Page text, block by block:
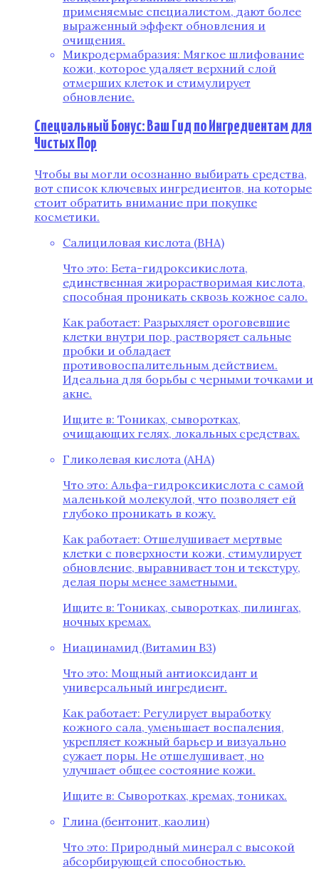
применяемые специалистом, дают более
выраженный эффект обновления и
очищения.
Микродермабразия: Мягкое шлифование
кожи, которое удаляет верхний слой
отмерших клеток и стимулирует
обновление.
Специальный Бонус: Ваш Гид по Ингредиентам для
Чистых Пор
Чтобы вы могли осознанно выбирать средства,
вот список ключевых ингредиентов, на которые
стоит обратить внимание при покупке
косметики.
Салициловая кислота (BHA)
Что это: Бета-гидроксикислота,
единственная жирорастворимая кислота,
способная проникать сквозь кожное сало.
Как работает: Разрыхляет ороговевшие
клетки внутри пор, растворяет сальные
пробки и обладает
противовоспалительным действием.
Идеальна для борьбы с черными точками и
акне.
Ищите в: Тониках, сыворотках,
очищающих гелях, локальных средствах.
Гликолевая кислота (AHA)
Что это: Альфа-гидроксикислота с самой
маленькой молекулой, что позволяет ей
глубоко проникать в кожу.
Как работает: Отшелушивает мертвые
клетки с поверхности кожи, стимулирует
обновление, выравнивает тон и текстуру,
делая поры менее заметными.
Ищите в: Тониках, сыворотках, пилингах,
ночных кремах.
Ниацинамид (Витамин B3)
Что это: Мощный антиоксидант и
универсальный ингредиент.
Как работает: Регулирует выработку
кожного сала, уменьшает воспаления,
укрепляет кожный барьер и визуально
сужает поры. Не отшелушивает, но
улучшает общее состояние кожи.
Ищите в: Сыворотках, кремах, тониках.
Глина (бентонит, каолин)
Что это: Природный минерал с высокой
абсорбирующей способностью.